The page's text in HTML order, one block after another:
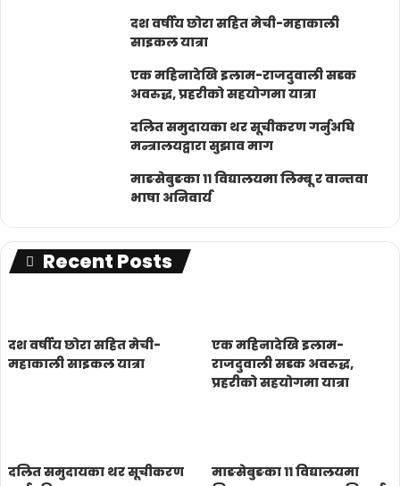
दश वर्षीय छोरा सहित मेची-महाकाली
साइकल यात्रा
एक महिनादेखि इलाम-राजदुवाली सडक
अवरुद्ध, प्रहरीको सहयोगमा यात्रा
दलित समुदायका थर सूचीकरण गर्नुअघि
मन्त्रालयद्वारा सुझाव माग
माङसेबुङका ११ विद्यालयमा लिम्बू र वान्तवा
भाषा अनिवार्य
Recent Posts
दश वर्षीय छोरा सहित मेची-
महाकाली साइकल यात्रा
एक महिनादेखि इलाम-
राजदुवाली सडक अवरुद्ध,
प्रहरीको सहयोगमा यात्रा
दलित समुदायका थर सूचीकरण
माङसेबुङका ११ विद्यालयमा